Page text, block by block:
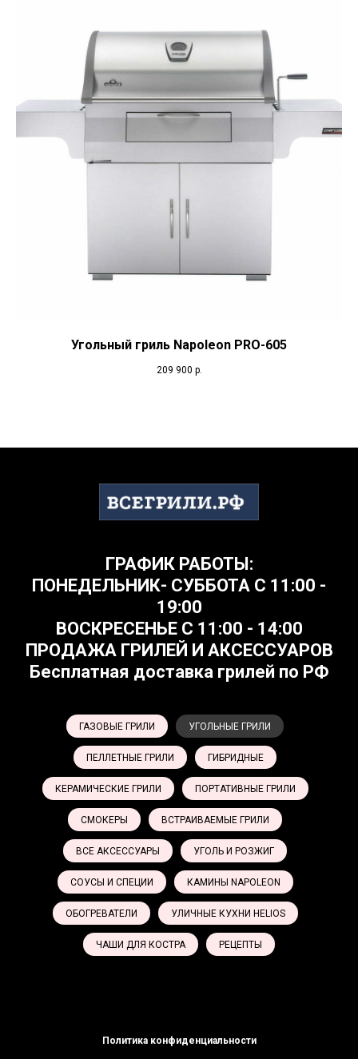
Угольный гриль Napoleon PRO-605
209 900 р.
ГРАФИК РАБОТЫ:
ПОНЕДЕЛЬНИК- СУББОТА С 11:00 -
19:00
ВОСКРЕСЕНЬЕ С 11:00 - 14:00
ПРОДАЖА ГРИЛЕЙ И АКСЕССУАРОВ
Бесплатная доставка грилей по РФ
ГАЗОВЫЕ ГРИЛИ УГОЛЬНЫЕ ГРИЛИ
ПЕЛЛЕТНЫЕ ГРИЛИ ГИБРИДНЫЕ
КЕРАМИЧЕСКИЕ ГРИЛИ ПОРТАТИВНЫЕ ГРИЛИ
СМОКЕРЫ ВСТРАИВАЕМЫЕ ГРИЛИ
ВСЕ АКСЕССУАРЫ УГОЛЬ И РОЗЖИГ
СОУСЫ И СПЕЦИИ КАМИНЫ NAPOLEON
ОБОГРЕВАТЕЛИ УЛИЧНЫЕ КУХНИ HELIOS
ЧАШИ ДЛЯ КОСТРА РЕЦЕПТЫ
Политика конфиденциальности